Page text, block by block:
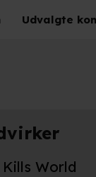
Udvalgte
World